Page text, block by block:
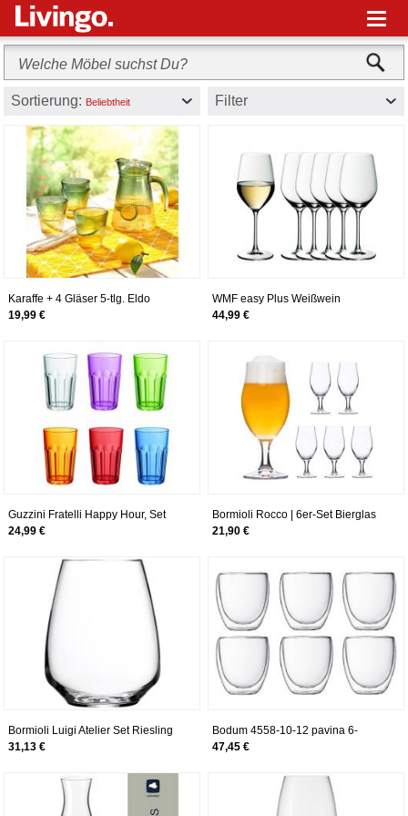
Sortierung: Beliebtheit Filter
Karaffe + 4 Gläser 5-tlg. Eldo
19,99 €
WMF easy Plus Weißwein
Weingläser-Set, 6-teilig, 390ml,
44,99 €
Guzzini Fratelli Happy Hour, Set
aus 6 hohe trinkgläser, SAN
24,99 €
Bormioli Rocco | 6er-Set Bierglas
Executive | 0.3L geeicht | edle Bier-
Kelche
21,90 €
Bormioli Luigi Atelier Set Riesling
Gläser, Schallglas, Transparent, 40
31,13 €
Bodum 4558-10-12 pavina 6-
teiliges Gläser-Set (Doppelwandig,
47,45 €